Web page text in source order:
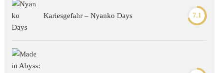
Kariesgefahr – Nyanko Days 7.1